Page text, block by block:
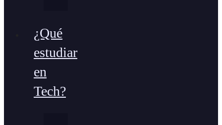
¿Qué
estudiar
en
Tech?